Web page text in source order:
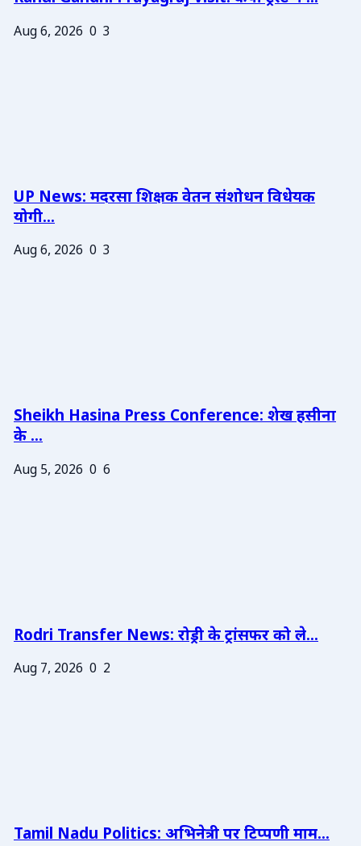
Aug 6, 2026 0 3
UP News: मदरसा शिक्षक वेतन संशोधन विधेयक
योगी...
Aug 6, 2026 0 3
Sheikh Hasina Press Conference: शेख हसीना
के ...
Aug 5, 2026 0 6
Rodri Transfer News: रोड्री के ट्रांसफर को ले...
Aug 7, 2026 0 2
Tamil Nadu Politics: अभिनेत्री पर टिप्पणी माम...